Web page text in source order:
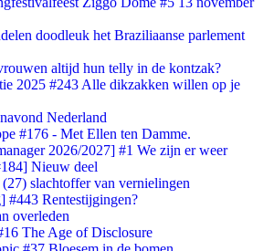
doodleuk het Braziliaanse parlement
altijd hun telly in de kontzak?
2025 #243 Alle dikzakken willen op je
Nederland
#176 - Met Ellen ten Damme.
2026/2027] #1 We zijn er weer
Nieuw deel
slachtoffer van vernielingen
#443 Rentestijgingen?
overleden
The Age of Disclosure